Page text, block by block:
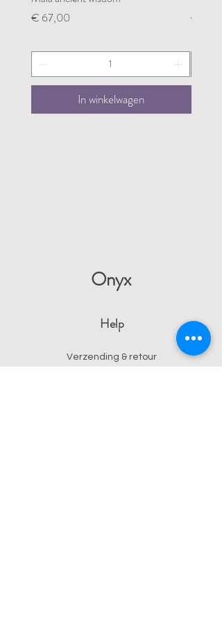
Prijs
€ 67,00
In winkelwagen
Prijs
€ 67,00
Onyx
Help
Verzending & retour